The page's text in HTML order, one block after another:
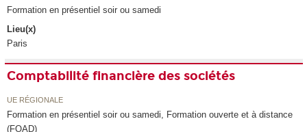
Formation en présentiel soir ou samedi
Lieu(x)
Paris
Comptabilité financière des sociétés
UE RÉGIONALE
Formation en présentiel soir ou samedi, Formation ouverte et à distance
(FOAD)